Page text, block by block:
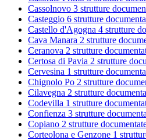
Cassolnovo 3 strutture
Casteggio 6 strutture
Castello d'Agogna 4 strutture
Cava Manara 2 strutture
Ceranova 2 strutture
Certosa di Pavia 2 strutture
Cervesina 1 strutture
Chignolo Po 2 strutture
Cilavegna 2 strutture
Codevilla 1 strutture
Confienza 3 strutture
Copiano 2 strutture
Corteolona e Genzone 1